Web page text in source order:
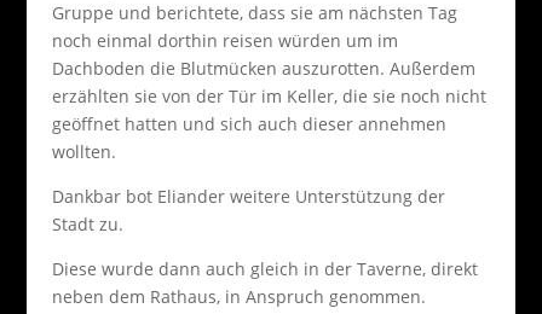
Gruppe und berichtete, dass sie am nächsten Tag
noch einmal dorthin reisen würden um im
Dachboden die Blutmücken auszurotten. Außerdem
erzählten sie von der Tür im Keller, die sie noch nicht
geöffnet hatten und sich auch dieser annehmen
wollten.
Dankbar bot Eliander weitere Unterstützung der
Stadt zu.
Diese wurde dann auch gleich in der Taverne, direkt
neben dem Rathaus, in Anspruch genommen.